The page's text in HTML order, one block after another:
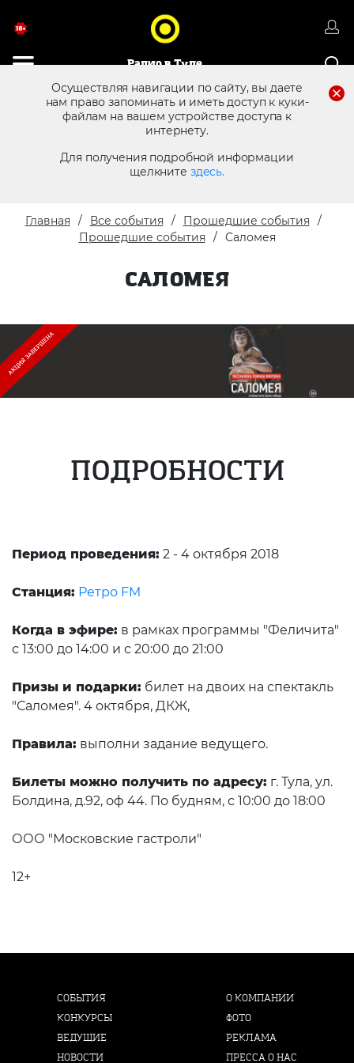
Радио в Туле
Осуществляя навигации по сайту, вы даете
нам право запоминать и иметь доступ к куки-
файлам на вашем устройстве доступа к
интернету.
Для получения подробной информации
щелкните здесь.
8 (4872) 250 470 Реклама в эфире
Главная Все события
Прошедшие события
Прошедшие события
Саломея
САЛОМЕЯ
ПОДРОБНОСТИ
Период проведения: 2 - 4 октября 2018
Станция: Ретро FM
Когда в эфире: в рамках программы "Феличита"
с 13:00 до 14:00 и с 20:00 до 21:00
Призы и подарки: билет на двоих на спектакль
"Саломея". 4 октября, ДКЖ,
Правила: выполни задание ведущего.
Билеты можно получить по адресу: г. Тула, ул.
Болдина, д.92, оф 44. По будням, с 10:00 до 18:00
ООО "Московские гастроли"
12+
СОБЫТИЯ
КОНКУРСЫ
ВЕДУЩИЕ
НОВОСТИ
О КОМПАНИИ
ФОТО
РЕКЛАМА
ПРЕССА О НАС